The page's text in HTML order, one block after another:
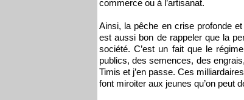
commerce ou à l’artisanat.
Ainsi, la pêche en crise profonde
est aussi bon de rappeler que la
société. C’est un fait que le
publics, des semences, des
Timis et j’en passe. Ces
font miroiter aux jeunes qu’on peut